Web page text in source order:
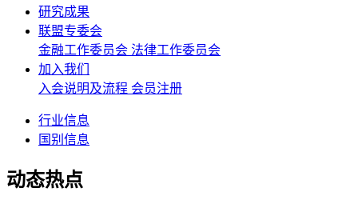
研究成果
联盟专委会
金融工作委员会 法律工作委员会
加入我们
入会说明及流程 会员注册
行业信息
国别信息
动态热点